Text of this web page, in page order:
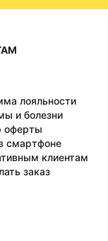
лояльности
и болезни
оферты
смартфоне
клиентам
заказ